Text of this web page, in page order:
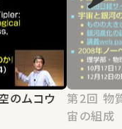
空のムコウ
第2回 物質の起源と宇宙の歴史、宇
宙の組成